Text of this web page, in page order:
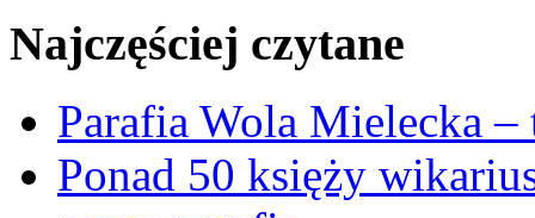
Najczęściej czytane
Parafia Wola Mielecka
Ponad 50 księży